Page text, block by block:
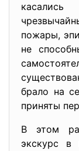
пожары,
не
брало на
приняты
В этом
экскурс в